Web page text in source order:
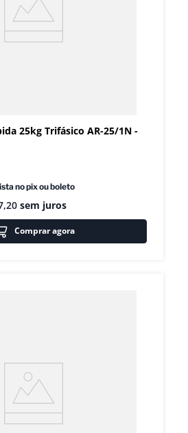
25kg Trifásico AR-25/1N -
no pix ou boleto
,20 sem juros
Comprar agora